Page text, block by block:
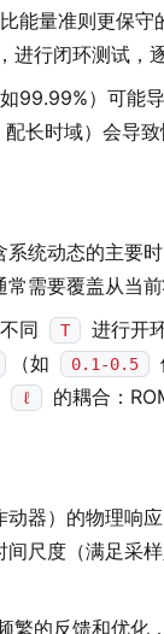
能量准则更保
进行闭环测试，
99.99%）可能
配长时域）会导
系统动态的主要
常需要覆盖从当
同 T
进行开
（如 0.1-0.5
ℓ 的耦合：
动器）的物理响
间尺度（满足采
繁的反馈和优化